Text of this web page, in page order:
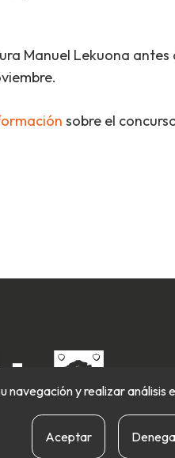
Manuel Lekuona antes
sobre el
navegación y realizar
Aceptar